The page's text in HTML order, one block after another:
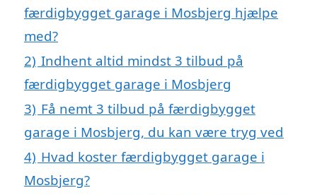
færdigbygget garage i Mosbjerg hjælpe
med?
2) Indhent altid mindst 3 tilbud på
færdigbygget garage i Mosbjerg
3) Få nemt 3 tilbud på færdigbygget
garage i Mosbjerg, du kan være tryg ved
4) Hvad koster færdigbygget garage i
Mosbjerg?